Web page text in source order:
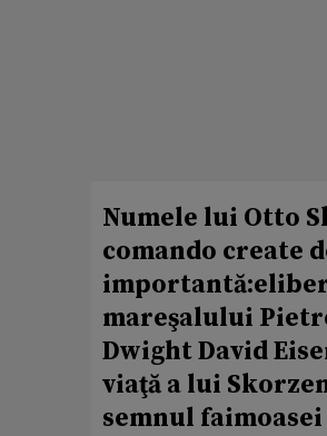
Numele lui Otto
comando create
mareşalului
Dwight David
viaţă a lui
semnul